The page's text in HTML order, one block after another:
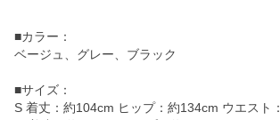
■カラー：
ベージュ、グレー、ブラック
■サイズ：
S 着丈：約104cm ヒップ：約134cm ウエスト